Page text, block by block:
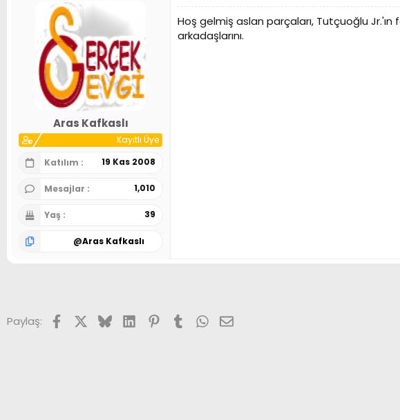
Aras Kafkaslı
Kayıtlı Üye
Katılım
19 Kas 2008
Mesajlar 1,010
Yaş 39
@Aras Kafkaslı
Hoş gelmiş aslan parçaları, Tutçuoğlu Jr.'ın
arkadaşlarını.
Paylaş: FacebookX (Twitter)
BlueskyLinkedInPinterest
Tumblr WhatsApp
E-posta